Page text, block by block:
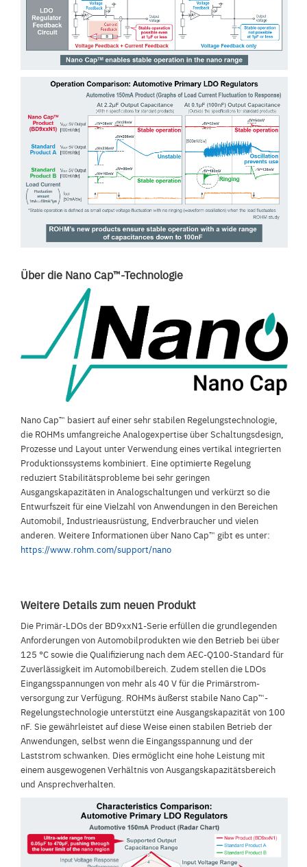
Über die Nano Cap™-Technologie
Nano Cap™ basiert auf einer sehr stabilen Regelungstechnologie,
die ROHMs umfangreiche Analogexpertise über Schaltungsdesign,
Prozesse und Layout unter Verwendung eines vertikal integrierten
Produktionssystems kombiniert. Eine optimierte Regelung
reduziert Stabilitätsprobleme bei sehr geringen
Ausgangskapazitäten in Analogschaltungen und verkürzt so die
Entwurfszeit für eine Vielzahl von Anwendungen in den Bereichen
Automobil, Industrieausrüstung, Endverbraucher und vielen
anderen. Weitere Informationen über Nano Cap™ gibt es unter:
https://www.rohm.com/support/nano
Weitere Details zum neuen Produkt
Die Primär-LDOs der BD9xxN1-Serie erfüllen die grundlegenden
Anforderungen von Automobilprodukten wie den Betrieb bei über
125 °C sowie die Qualifizierung nach dem AEC-Q100-Standard für
Zuverlässigkeit im Automobilbereich. Zudem stellen die LDOs
Eingangsspannungen von mehr als 40 V für die Primärstrom-
versorgung zur Verfügung. ROHMs äußerst stabile Nano Cap™-
Regelungstechnologie unterstützt eine Ausgangskapazität von 100
nF. Sie gewährleistet auf diese Weise einen stabilen Betrieb der
Anwendungen, selbst wenn die Eingangsspannung und der
Laststrom schwanken. Dies ermöglicht eine hohe Leistung mit
einem ausgewogenen Verhältnis von Ausgangskapazitätsbereich
und Ansprechverhalten.